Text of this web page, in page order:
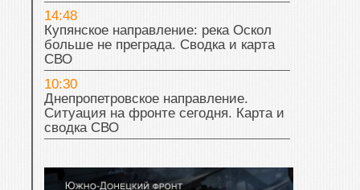
14:48
Купянское направление: река Оскол
больше не преграда. Сводка и карта
СВО
10:30
Днепропетровское направление.
Ситуация на фронте сегодня. Карта и
сводка СВО